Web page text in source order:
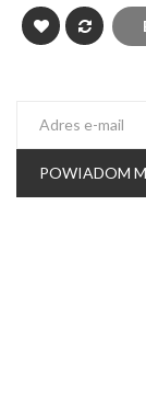
POWIADOM